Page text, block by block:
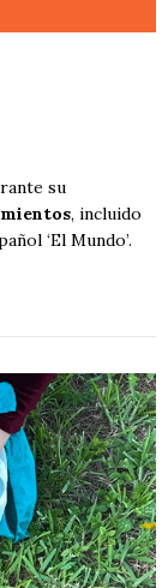
su
, incluido
‘El Mundo’.